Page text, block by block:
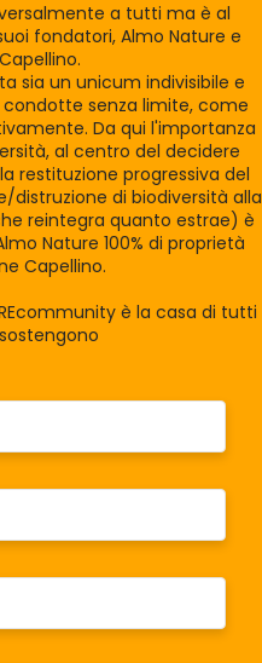
a tutti ma è al
fondatori, Almo Nature e
sia un unicum indivisibile e
senza limite, come
Da qui l'importanza
al centro del decidere
restituzione progressiva del
di biodiversità alla
reintegra quanto estrae) è
Nature 100% di proprietà
Capellino.
è la casa di tutti